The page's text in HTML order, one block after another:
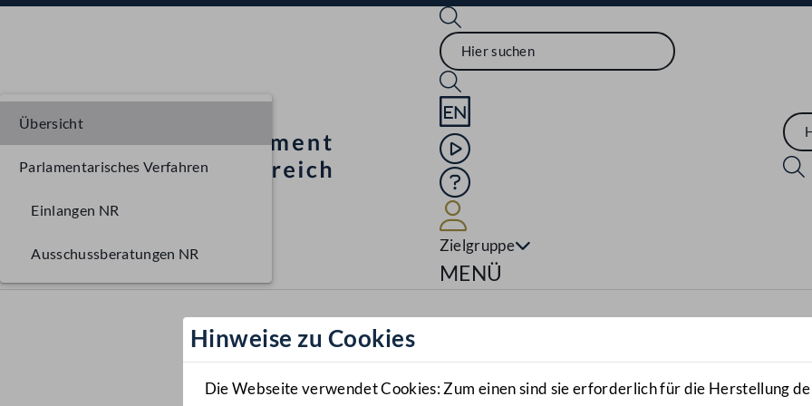
Sprache English
Mediathek
Hilfe
Zielgruppe
Navigationsmenü öffnen
MENÜ
Hinweise zu Cookies
Die Webseite verwendet Cookies: Zum einen sind sie erforderlich für die Herstellung
Übersicht
Parlamentarisches Verfahren
Einlangen NR
Ausschussberatungen NR